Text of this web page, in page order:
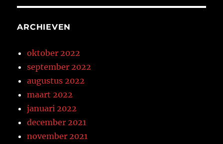
ARCHIEVEN
oktober 2022
september 2022
augustus 2022
maart 2022
januari 2022
december 2021
november 2021